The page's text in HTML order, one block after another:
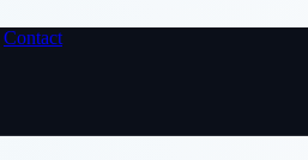
Contact